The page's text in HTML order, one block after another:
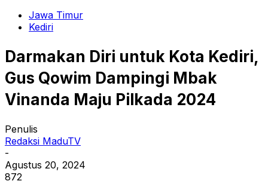
Jawa Timur
Kediri
Darmakan Diri untuk Kota Kediri,
Gus Qowim Dampingi Mbak
Vinanda Maju Pilkada 2024
Penulis
Redaksi MaduTV
-
Agustus 20, 2024
872